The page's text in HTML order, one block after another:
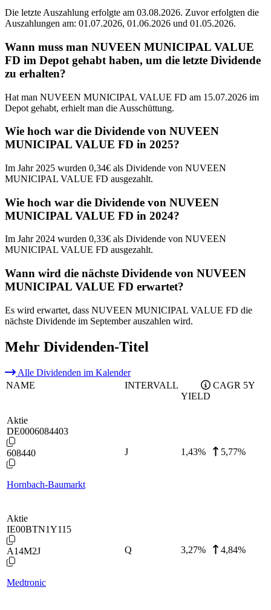
Die letzte Auszahlung erfolgte am 03.08.2026. Zuvor erfolgten die
Auszahlungen am: 01.07.2026, 01.06.2026 und 01.05.2026.
Wann muss man NUVEEN MUNICIPAL VALUE
FD im Depot gehabt haben, um die letzte Dividende
zu erhalten?
Hat man NUVEEN MUNICIPAL VALUE FD am 15.07.2026 im
Depot gehabt, erhielt man die Ausschüttung.
Wie hoch war die Dividende von NUVEEN
MUNICIPAL VALUE FD in 2025?
Im Jahr 2025 wurden 0,34€ als Dividende von NUVEEN
MUNICIPAL VALUE FD ausgezahlt.
Wie hoch war die Dividende von NUVEEN
MUNICIPAL VALUE FD in 2024?
Im Jahr 2024 wurden 0,33€ als Dividende von NUVEEN
MUNICIPAL VALUE FD ausgezahlt.
Wann wird die nächste Dividende von NUVEEN
MUNICIPAL VALUE FD erwartet?
Es wird erwartet, dass NUVEEN MUNICIPAL VALUE FD die
nächste Dividende im September auszahlen wird.
Mehr Dividenden-Titel
Alle Dividenden im Kalender
NAME
INTERVALL
YIELD
CAGR 5Y
Aktie
DE0006084403
608440
Hornbach-Baumarkt
J 1,43% 5,77%
Aktie
IE00BTN1Y115
A14M2J
Medtronic
Q 3,27% 4,84%